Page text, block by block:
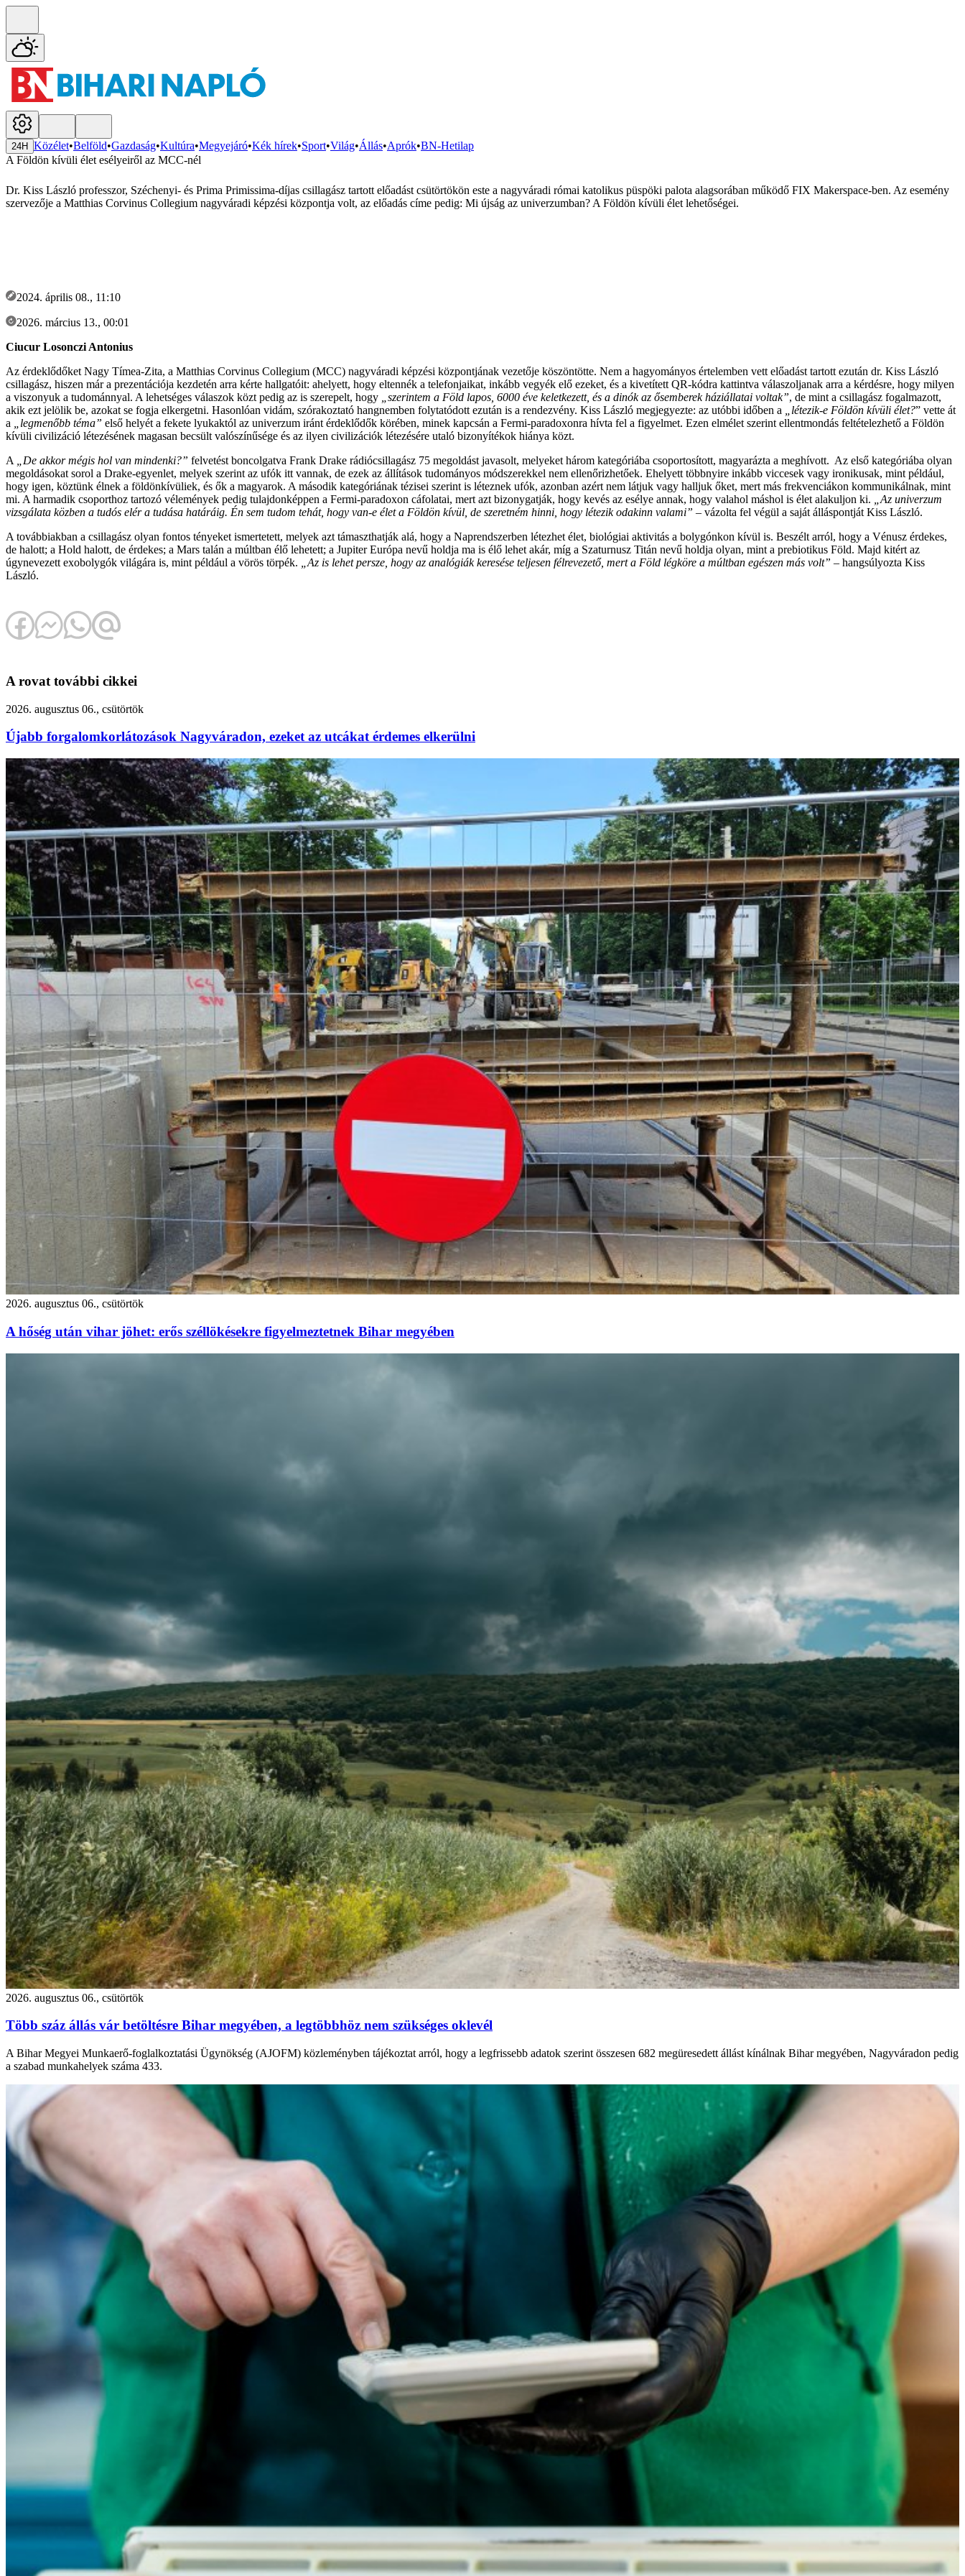
24H Közélet•Belföld•Gazdaság•Kultúra•Megyejáró•Kék hírek•Sport•Világ•Állás•Aprók•BN-Hetilap
A Földön kívüli élet esélyeiről az MCC-nél
Dr. Kiss László professzor, Széchenyi- és Prima Primissima-díjas csillagász tartott előadást csütörtökön este a nagyváradi római katolikus püspöki palota alagsorában működő FIX Makerspace-ben. Az esemény
szervezője a Matthias Corvinus Collegium nagyváradi képzési központja volt, az előadás címe pedig: Mi újság az univerzumban? A Földön kívüli élet lehetőségei.
2024. április 08., 11:10
2026. március 13., 00:01
Ciucur Losonczi Antonius
Az érdeklődőket Nagy Tímea-Zita, a Matthias Corvinus Collegium (MCC) nagyváradi képzési központjának vezetője köszöntötte. Nem a hagyományos értelemben vett előadást tartott ezután dr. Kiss László
csillagász, hiszen már a prezentációja kezdetén arra kérte hallgatóit: ahelyett, hogy eltennék a telefonjaikat, inkább vegyék elő ezeket, és a kivetített QR-kódra kattintva válaszoljanak arra a kérdésre, hogy milyen
a viszonyuk a tudománnyal. A lehetséges válaszok közt pedig az is szerepelt, hogy „szerintem a Föld lapos, 6000 éve keletkezett, és a dinók az ősemberek háziállatai voltak”, de mint a csillagász fogalmazott,
akik ezt jelölik be, azokat se fogja elkergetni. Hasonlóan vidám, szórakoztató hangnemben folytatódott ezután is a rendezvény. Kiss László megjegyezte: az utóbbi időben a
„létezik-e Földön kívüli élet?” vette át
a „legmenőbb téma” első helyét a fekete lyukaktól az univerzum iránt érdeklődők körében, minek kapcsán a Fermi-paradoxonra hívta fel a figyelmet. Ezen elmélet szerint ellentmondás feltételezhető a Földön
kívüli civilizáció létezésének magasan becsült valószínűsége és az ilyen civilizációk létezésére utaló bizonyítékok hiánya közt.
A
„De akkor mégis hol van mindenki?” felvetést boncolgatva Frank Drake rádiócsillagász 75 megoldást javasolt, melyeket három kategóriába csoportosított, magyarázta a meghívott. Az első kategóriába olyan
megoldásokat sorol a Drake-egyenlet, melyek szerint az ufók itt vannak, de ezek az állítások tudományos módszerekkel nem ellenőrizhetőek. Ehelyett többnyire inkább viccesek vagy ironikusak, mint például,
hogy igen, köztünk élnek a földönkívüliek, és ők a magyarok. A második kategóriának tézisei szerint is léteznek ufók, azonban azért nem látjuk vagy halljuk őket, mert más frekvenciákon kommunikálnak, mint
mi. A harmadik csoporthoz tartozó vélemények pedig tulajdonképpen a Fermi-paradoxon cáfolatai, mert azt bizonygatják, hogy kevés az esélye annak, hogy valahol máshol is élet alakuljon ki.
„Az univerzum
vizsgálata közben a tudós elér a tudása határáig. Én sem tudom tehát, hogy van-e élet a Földön kívül, de szeretném hinni, hogy létezik odakinn valami” – vázolta fel végül a saját álláspontját Kiss László.
A továbbiakban a csillagász olyan fontos tényeket ismertetett, melyek azt támaszthatják alá, hogy a Naprendszerben létezhet élet, biológiai aktivitás a bolygónkon kívül is. Beszélt arról, hogy a Vénusz érdekes,
de halott; a Hold halott, de érdekes; a Mars talán a múltban élő lehetett; a Jupiter Európa nevű holdja ma is élő lehet akár, míg a Szaturnusz Titán nevű holdja olyan, mint a prebiotikus Föld. Majd kitért az
úgynevezett exobolygók világára is, mint például a vörös törpék.
„Az is lehet persze, hogy az analógiák keresése teljesen félrevezető, mert a Föld légköre a múltban egészen más volt” – hangsúlyozta Kiss
László.
A rovat további cikkei
2026. augusztus 06., csütörtök
Újabb forgalomkorlátozások Nagyváradon, ezeket az utcákat érdemes elkerülni
2026. augusztus 06., csütörtök
A hőség után vihar jöhet: erős széllökésekre figyelmeztetnek Bihar megyében
2026. augusztus 06., csütörtök
Több száz állás vár betöltésre Bihar megyében, a legtöbbhöz nem szükséges oklevél
A Bihar Megyei Munkaerő-foglalkoztatási Ügynökség (AJOFM) közleményben tájékoztat arról, hogy a legfrissebb adatok szerint összesen 682 megüresedett állást kínálnak Bihar megyében, Nagyváradon pedig
a szabad munkahelyek száma 433.